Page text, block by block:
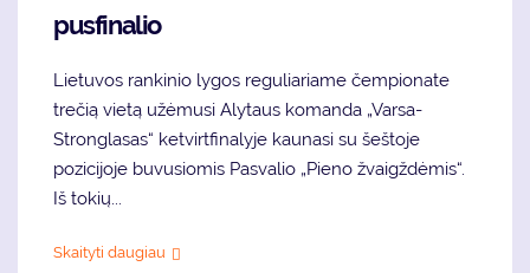
pusfinalio
Lietuvos rankinio lygos reguliariame čempionate
trečią vietą užėmusi Alytaus komanda „Varsa-
Stronglasas“ ketvirtfinalyje kaunasi su šeštoje
pozicijoje buvusiomis Pasvalio „Pieno žvaigždėmis“.
Iš tokių...
Skaityti daugiau